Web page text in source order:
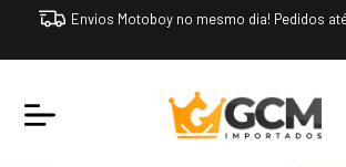
Envios Motoboy no mesmo dia! Pedidos